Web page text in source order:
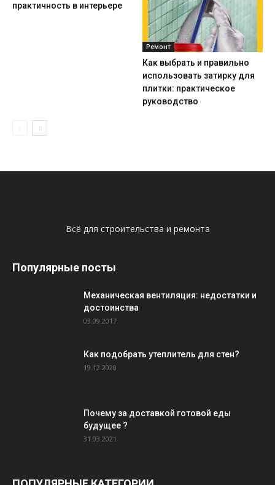
практичность в интерьере
Ремонт
Как выбрать и правильно
использовать затирку для
плитки: практическое
руководство
Всё для строительства и ремонта
Популярные посты
Механическая вентиляция: недостатки и
достоинства
03.09.2017
Как подобрать утеплитель для стен?
19.12.2020
Почему за доставкой готовой еды
будущее ?
31.03.2021